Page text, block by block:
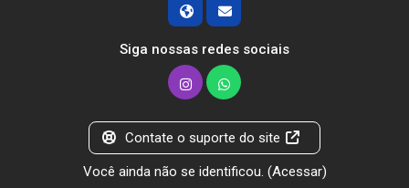
Siga nossas redes sociais
Contate o suporte do site
Você ainda não se identificou. (Acessar)